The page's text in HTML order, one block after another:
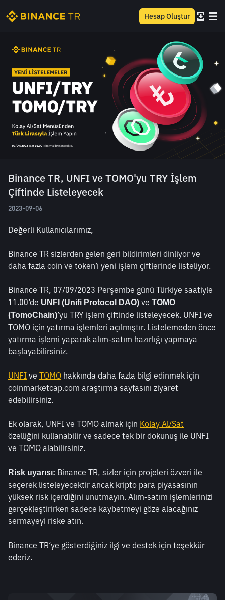
Hesap Oluştur
Binance TR, UNFI ve TOMO'yu TRY İşlem
Çiftinde Listeleyecek
2023-09-06
Değerli Kullanıcılarımız,
Binance TR sizlerden gelen geri bildirimleri dinliyor ve
daha fazla coin ve token’ı yeni işlem çiftlerinde listeliyor.
Binance TR, 07/09/2023 Perşembe günü Türkiye saatiyle
11.00’de UNFI (Unifi Protocol DAO) ve TOMO
(TomoChain)’yu TRY işlem çiftinde listeleyecek. UNFI ve
TOMO için yatırma işlemleri açılmıştır. Listelemeden önce
yatırma işlemi yaparak alım-satım hazırlığı yapmaya
başlayabilirsiniz.
UNFI ve TOMO hakkında daha fazla bilgi edinmek için
coinmarketcap.com araştırma sayfasını ziyaret
edebilirsiniz.
Ek olarak, UNFI ve TOMO almak için Kolay Al/Sat
özelliğini kullanabilir ve sadece tek bir dokunuş ile UNFI
ve TOMO alabilirsiniz.
Risk uyarısı: Binance TR, sizler için projeleri özveri ile
seçerek listeleyecektir ancak kripto para piyasasının
yüksek risk içerdiğini unutmayın. Alım-satım işlemlerinizi
gerçekleştirirken sadece kaybetmeyi göze alacağınız
sermayeyi riske atın.
Binance TR‘ye gösterdiğiniz ilgi ve destek için teşekkür
ederiz.